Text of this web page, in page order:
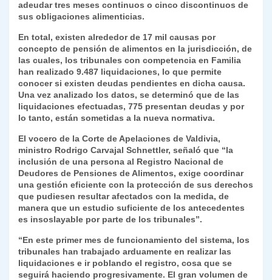
p
p
m o
o
k
n
n
ie
n
dl
y
ar
tir
adeudar tres meses continuos o cinco discontinuos de
sus obligaciones alimenticias.
En total, existen alrededor de 17 mil causas por
concepto de pensión de alimentos en la jurisdicción, de
las cuales, los tribunales con competencia en Familia
han realizado 9.487 liquidaciones, lo que permite
conocer si existen deudas pendientes en dicha causa.
Una vez analizado los datos, se determinó que de las
liquidaciones efectuadas, 775 presentan deudas y por
lo tanto, están sometidas a la nueva normativa.
El vocero de la Corte de Apelaciones de Valdivia,
ministro Rodrigo Carvajal Schnettler, señaló que “la
inclusión de una persona al Registro Nacional de
Deudores de Pensiones de Alimentos, exige coordinar
una gestión eficiente con la protección de sus derechos
que pudiesen resultar afectados con la medida, de
manera que un estudio suficiente de los antecedentes
es insoslayable por parte de los tribunales”.
“En este primer mes de funcionamiento del sistema, los
tribunales han trabajado arduamente en realizar las
liquidaciones e ir poblando el registro, cosa que se
seguirá haciendo progresivamente. El gran volumen de